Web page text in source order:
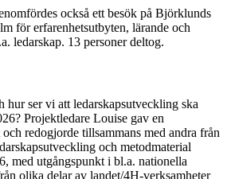
också ett besök på Björklunds
för erfarenhetsutbyten, lärande och
ledarskap. 13 personer deltog.
hur ser vi att ledarskapsutveckling ska
Projektledare Louise gav en
redogjorde tillsammans med andra från
och metodmaterial
med utgångspunkt i bl.a. nationella
olika delar av landet/4H-verksamheter